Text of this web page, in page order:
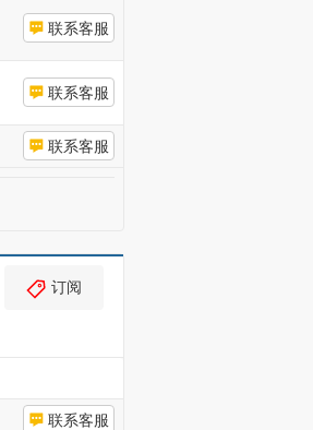
联系客服
联系客服
联系客服
订阅
联系客服